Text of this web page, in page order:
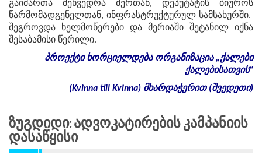
გაიმართა შეხვედრა მერთან, დეპუტატის ბიუროს
წარმომადგენელთან, ინფრასტრუქტურულ სამსახურში.
შეგროვდა ხელმოწერები და მერიაში შეტანილ იქნა
შესაბამისი წერილი.
პროექტი ხორციელდება ორგანიზაცია„ქალები
ქალებისათვის“
(Kvinna till Kvinna) მხარდაჭერით(შვედეთი)
Ზუგდიდი: Ადვოკატირების Კამპანიის
Დასაწყისი